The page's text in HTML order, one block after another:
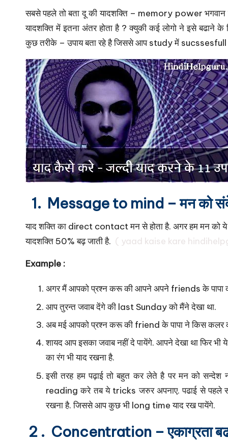
सबसे पहले तो बता दू की यादशक्ति – memory power भगवान
यादशक्ति में इतना अंतर होता है ? क्युकी कई लोगो ने इसे बढाने
कुछ तरीके – उपाय बता रहे है जिससे आप study में sucssesfull
1. Message to mind – मन को
याद शक्ति का direct contact मन से होता है. अगर हम मन को ये
यादशक्ति 50% बढ़ जाती है. ( yaad kaise kare
Example :
अगर मैं आपको प्रश्न करू की आपने अपने friends के पापा
आप तुरन्त जवाब देंगे की last Sunday को मैंने देखा था.
अब मई आपको प्रश्न करू की friend के पापा ने किस कलर
शायद आप इसका जवाब नहीं दे पायेंगे. आपने देखा था फिर भी
का रंग भी याद रखना है.
इसी तरह हम पढ़ाई तो बहुत कर लेते है पर मन को
reading करे तब ये tricks जरुर अपनाए. पढाई से पहले
रखना है. जिससे आप कुछ भी long time याद रख पायेंगे.
2 . Concentration – एकाग्रता